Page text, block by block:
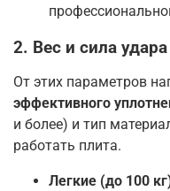
2. Вес и сила
От этих параметров
эффективного
и более) и тип
работать плита.
Легкие (до 100